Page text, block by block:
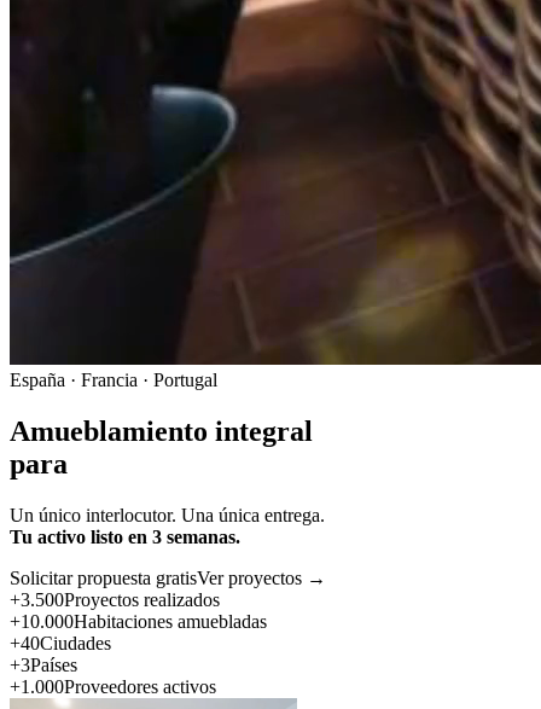
España · Francia · Portugal
Amueblamiento integral
para
Un único interlocutor. Una única entrega.
Tu activo listo en 3 semanas.
Solicitar propuesta gratisVer proyectos →
+3.500Proyectos realizados
+10.000Habitaciones amuebladas
+40Ciudades
+3Países
+1.000Proveedores activos